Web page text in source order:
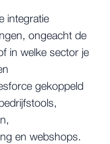
integratie
ongeacht de
in welke sector je
gekoppeld
en webshops.